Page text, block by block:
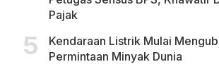
Pajak
Kendaraan Listrik Mulai
Permintaan Minyak Dunia